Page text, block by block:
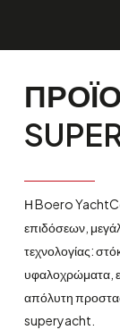
Η Boero
επιδόσεων,
τεχνολογίας:
υφαλοχρώματα,
απόλυτη
superyacht.